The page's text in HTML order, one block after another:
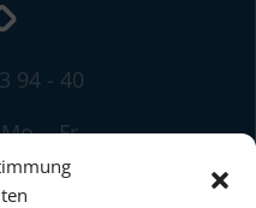
94 - 40
- Fr.
Uhr